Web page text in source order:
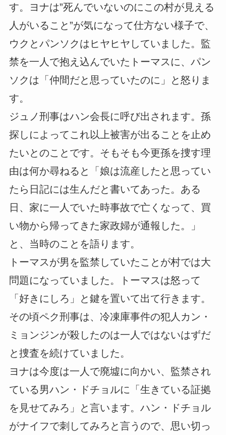
す。ヨナは”死んでいないのにこの村が見える
人がいること”が気になって仕方ない様子で、
ウクとパンソクはヒヤヒヤしていました。監
禁を一人で抱え込んでいたトーマスに、パン
ソクは「仲間だと思っていたのに」と怒りま
す。
ジュノ刑事はハン会長に呼び出されます。孫
探しによってこれ以上被害が出ることを止め
たいとのことです。そもそも今更孫を捜す理
由は何か尋ねると「娘は流産したと思ってい
たら日記には生んだと書いてあった。ある
日、家に一人でいた時事故で亡くなって、買
い物から帰ってきた家政婦が通報した。」
と、当時のことを語ります。
トーマスが男を監禁していたことが村では大
問題になっていました。トーマスは怒って
「好きにしろ」と鍵を置いて出て行きます。
その頃ペク刑事は、冷凍庫事件の犯人カン・
ミョンジンが殺したのは一人ではないはずだ
と捜査を続けていました。
ヨナは今度は一人で廃墟に向かい、監禁され
ている男ハン・ドチョルに「生きている証拠
を見せてみろ」と言います。ハン・ドチョル
がナイフで刺してみろと言うので、思い切っ